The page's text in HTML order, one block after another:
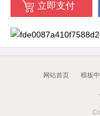
立即支付
网站首页 模板